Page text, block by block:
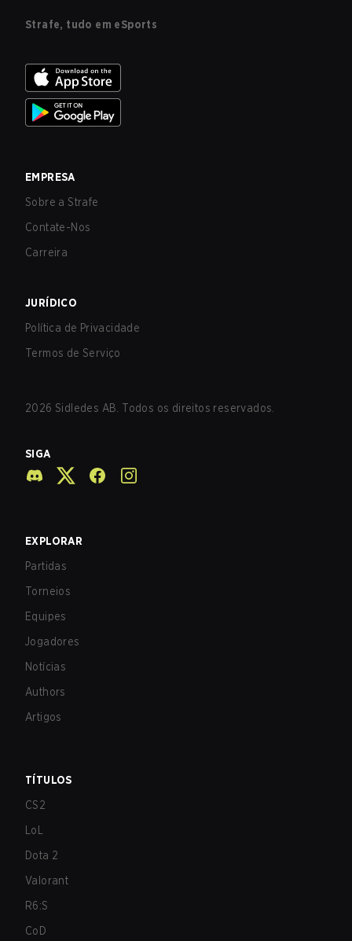
Strafe, tudo em eSports
EMPRESA
Sobre a Strafe
Contate-Nos
Carreira
JURÍDICO
Política de Privacidade
Termos de Serviço
2026 Sidledes AB. Todos os direitos reservados.
SIGA
EXPLORAR
Partidas
Torneios
Equipes
Jogadores
Notícias
Authors
Artigos
TÍTULOS
CS2
LoL
Dota 2
Valorant
R6:S
CoD